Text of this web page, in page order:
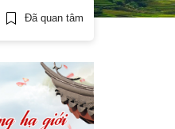
Đã quan tâm